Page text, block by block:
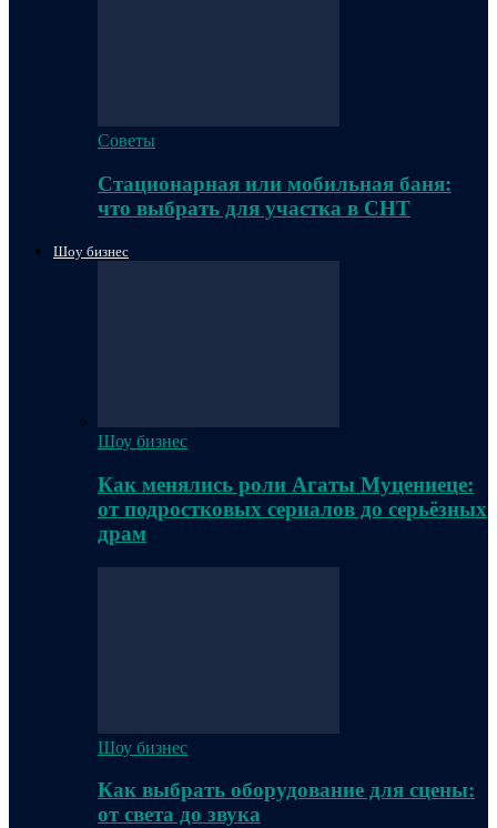
Советы
Стационарная или мобильная баня:
что выбрать для участка в СНТ
Шоу бизнес
Шоу бизнес
Как менялись роли Агаты Муцениеце:
от подростковых сериалов до серьёзных
драм
Шоу бизнес
Как выбрать оборудование для сцены:
от света до звука